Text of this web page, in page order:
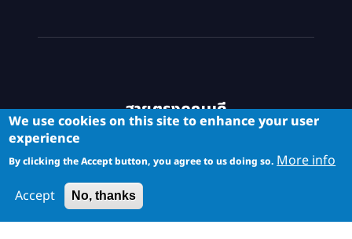
สายตรงคณบดี
We use cookies on this site to enhance your user
experience
By clicking the Accept button, you agree to us doing so. More info
Accept
No, thanks